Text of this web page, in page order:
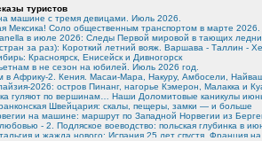
туристов
машине с тремя девицами. Июль 2026.
Мексика! Соло общественным транспортом в марте 2026.
в июле 2026: Следы Первой мировой в тающих
за раз): Короткий летний вояж. Варшава - Таллин -
Красноярск, Енисейск и Дивногорск
в не сезон на юбилей. Июль 2026 год.
в Африку-2. Кения. Масаи-Мара, Накуру, Амбосели,
2026: остров Пинанг, нагорье Кэмерон, Малакка и
гуляют по вершинам… Наши Доломитовые каникулы
Швейцария: скалы, пещеры, замки — и больше
на машине: маршрут по Западной Норвегии из
- 2. Подляское воеводство: польская глубинка в
и жажда нового: Испания 25 лет спустя, Франция